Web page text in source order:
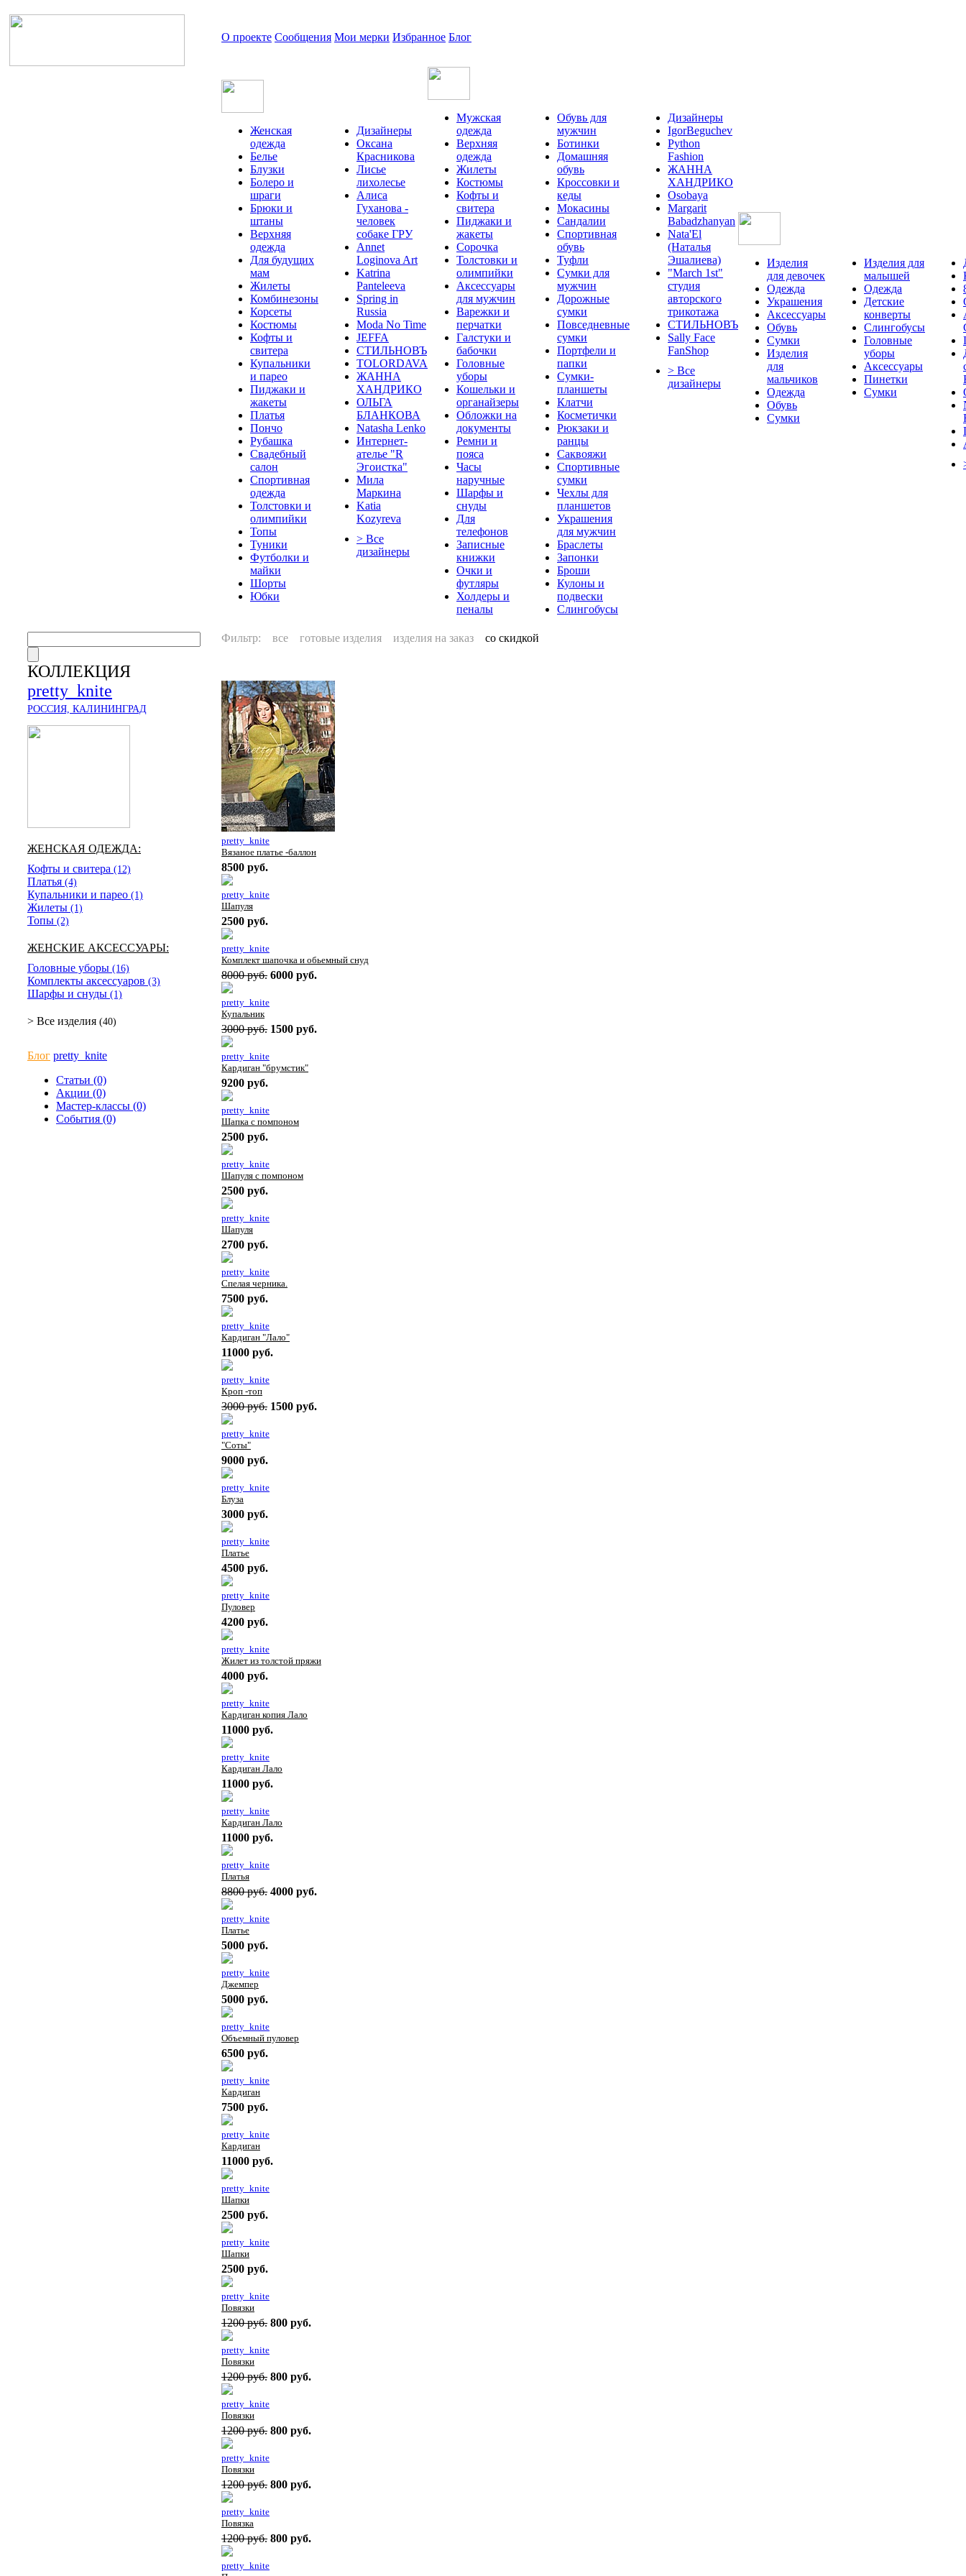
О проекте Сообщения Мои мерки Избранное Блог
Женская
одежда
Белье
Блузки
Болеро и
шраги
Брюки и
штаны
Верхняя
одежда
Для будущих
мам
Жилеты
Комбинезоны
Корсеты
Костюмы
Кофты и
свитера
Купальники
и парео
Пиджаки и
жакеты
Платья
Пончо
Рубашка
Свадебный
салон
Спортивная
одежда
Толстовки и
олимпийки
Топы
Туники
Футболки и
майки
Шорты
Юбки
Дизайнеры
Оксана
Красникова
Лисье
лихолесье
Алиса
Гуханова -
человек
собаке ГРУ
Annet
Loginova Art
Katrina
Panteleeva
Spring in
Russia
Moda No Time
JEFFA
СТИЛЬНОВЪ
TOLORDAVA
ЖАННА
ХАНДРИКО
ОЛЬГА
БЛАНКОВА
Natasha Lenko
Интернет-
ателье "R
Эгоистка"
Мила
Маркина
Katia
Kozyreva
> Все
дизайнеры
Мужская
одежда
Верхняя
одежда
Жилеты
Костюмы
Кофты и
свитера
Пиджаки и
жакеты
Сорочка
Толстовки и
олимпийки
Аксессуары
для мужчин
Варежки и
перчатки
Галстуки и
бабочки
Головные
уборы
Кошельки и
органайзеры
Обложки на
документы
Ремни и
пояса
Часы
наручные
Шарфы и
снуды
Для
телефонов
Записные
книжки
Очки и
футляры
Холдеры и
пеналы
Обувь для
мужчин
Ботинки
Домашняя
обувь
Кроссовки и
кеды
Мокасины
Сандалии
Спортивная
обувь
Туфли
Сумки для
мужчин
Дорожные
сумки
Повседневные
сумки
Портфели и
папки
Сумки-
планшеты
Клатчи
Косметички
Рюкзаки и
ранцы
Саквояжи
Спортивные
сумки
Чехлы для
планшетов
Украшения
для мужчин
Браслеты
Запонки
Броши
Кулоны и
подвески
Слингобусы
Дизайнеры
IgorBeguchev
Python
Fashion
ЖАННА
ХАНДРИКО
Osobaya
Margarit
Babadzhanyan
Nata'El
(Наталья
Эшалиева)
"March 1st"
студия
авторского
трикотажа
СТИЛЬНОВЪ
Sally Face
FanShop
> Все
дизайнеры
Изделия
для девочек
Одежда
Украшения
Аксессуары
Обувь
Сумки
Изделия
для
мальчиков
Одежда
Обувь
Сумки
Изделия для
малышей
Одежда
Детские
конверты
Слингобусы
Головные
уборы
Аксессуары
Пинетки
Сумки
КОЛЛЕКЦИЯ
pretty_knite
РОССИЯ, КАЛИНИНГРАД
ЖЕНСКАЯ ОДЕЖДА:
Кофты и свитера (12)
Платья (4)
Купальники и парео (1)
Жилеты (1)
Топы (2)
ЖЕНСКИЕ АКСЕССУАРЫ:
Головные уборы (16)
Комплекты аксессуаров (3)
Шарфы и снуды (1)
> Все изделия (40)
Блог pretty_knite
Статьи (0)
Акции (0)
Мастер-классы (0)
События (0)
Фильтр: все готовые изделия изделия на заказ со скидкой
pretty_knite
Вязаное платье -баллон
8500 руб.
pretty_knite
Шапуля
2500 руб.
pretty_knite
Комплект шапочка и обьемный снуд
8000 руб. 6000 руб.
pretty_knite
Купальник
3000 руб. 1500 руб.
pretty_knite
Кардиган "брумстик"
9200 руб.
pretty_knite
Шапка с помпоном
2500 руб.
pretty_knite
Шапуля с помпоном
2500 руб.
pretty_knite
Шапуля
2700 руб.
pretty_knite
Спелая черника.
7500 руб.
pretty_knite
Кардиган "Лало"
11000 руб.
pretty_knite
Кроп -топ
3000 руб. 1500 руб.
pretty_knite
"Соты"
9000 руб.
pretty_knite
Блуза
3000 руб.
pretty_knite
Платье
4500 руб.
pretty_knite
Пуловер
4200 руб.
pretty_knite
Жилет из толстой пряжи
4000 руб.
pretty_knite
Кардиган копия Лало
11000 руб.
pretty_knite
Кардиган Лало
11000 руб.
pretty_knite
Кардиган Лало
11000 руб.
pretty_knite
Платья
8800 руб. 4000 руб.
pretty_knite
Платье
5000 руб.
pretty_knite
Джемпер
5000 руб.
pretty_knite
Объемный пуловер
6500 руб.
pretty_knite
Кардиган
7500 руб.
pretty_knite
Кардиган
11000 руб.
pretty_knite
Шапки
2500 руб.
pretty_knite
Шапки
2500 руб.
pretty_knite
Повязки
1200 руб. 800 руб.
pretty_knite
Повязки
1200 руб. 800 руб.
pretty_knite
Повязки
1200 руб. 800 руб.
pretty_knite
Повязки
1200 руб. 800 руб.
pretty_knite
Повязка
1200 руб. 800 руб.
pretty_knite